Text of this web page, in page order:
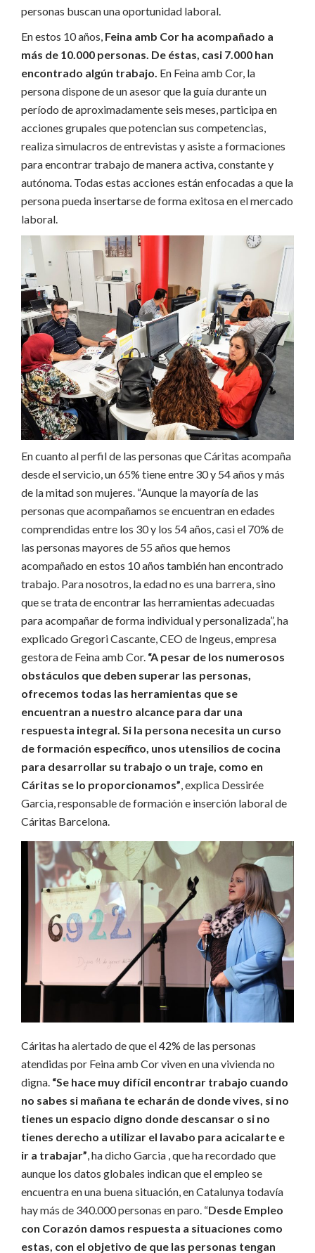
personas buscanuna oportunidad laboral.
En estos 10 años, Feina amb Cor ha acompañado a
más de 10.000 personas. De éstas, casi 7.000 han
encontrado algún trabajo. En Feina amb Cor, la
persona dispone de un asesor que la guía durante un
período de aproximadamente seis meses, participa en
acciones grupales que potencian sus competencias,
realiza simulacros de entrevistas y asiste a formaciones
para encontrar trabajo de manera activa, constante y
autónoma. Todas estas acciones están enfocadas a que la
persona pueda insertarse de forma exitosa en el mercado
laboral.
En cuanto al perfil de las personas que Cáritas acompaña
desde el servicio, un 65% tiene entre 30 y 54 años y más
de la mitad son mujeres. “Aunque la mayoría de las
personas que acompañamos se encuentran en edades
comprendidas entre los 30 y los 54 años, casi el 70% de
las personas mayores de 55 años que hemos
acompañado en estos 10 años también han encontrado
trabajo. Para nosotros, la edad no es una barrera, sino
que se trata de encontrar las herramientas adecuadas
para acompañar de forma individual y personalizada”, ha
explicado Gregori Cascante, CEO de Ingeus, empresa
gestora de Feina amb Cor. “A pesar de los numerosos
obstáculos que deben superar las personas,
ofrecemos todas las herramientas que se
encuentran a nuestro alcance para dar una
respuesta integral. Si la persona necesita un curso
de formación específico, unos utensilios de cocina
para desarrollar su trabajo o un traje, como en
Cáritas se lo proporcionamos” , explica Dessirée
Garcia, responsable de formación e inserción laboral de
Cáritas Barcelona.
Cáritas ha alertado de que el 42% de las personas
atendidas por Feina amb Cor viven en una vivienda no
digna. “Se hace muy difícil encontrar trabajo cuando
no sabes si mañana te echarán de donde vives, si no
tienes un espacio digno donde descansar o si no
tienes derecho a utilizar el lavabo para acicalarte e
ir a trabajar”, ha dicho Garcia , que ha recordado que
aunque los datos globales indican que el empleo se
encuentra en una buena situación, en Catalunya todavía
hay más de 340.000 personas en paro. “Desde Empleo
con Corazón damos respuesta a situaciones como
estas, con el objetivo de que las personas tengan